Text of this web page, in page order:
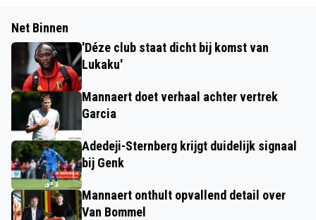
Net Binnen
'Déze club staat dicht bij komst van
Lukaku'
Mannaert doet verhaal achter vertrek
Garcia
Adedeji-Sternberg krijgt duidelijk signaal
bij Genk
Mannaert onthult opvallend detail over
Van Bommel